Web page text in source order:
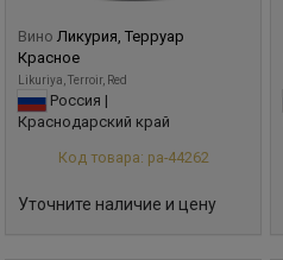
Вино Ликурия, Терруар
Красное
Likuriya, Terroir, Red
Россия |
Краснодарский край
Код товара: ра-44262
Уточните наличие и цену